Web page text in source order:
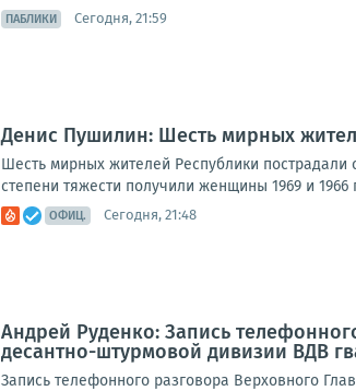
ПАБЛИКИ Сегодня, 21:59
Денис Пушилин: Шесть мирных
Шесть мирных жителей Республики
степени тяжести получили женщины 1969 и
ОФИЦ. Сегодня, 21:48
Андрей Руденко: Запись
десантно-штурмовой дивизии ВДВ
Запись телефонного разговора Верховного